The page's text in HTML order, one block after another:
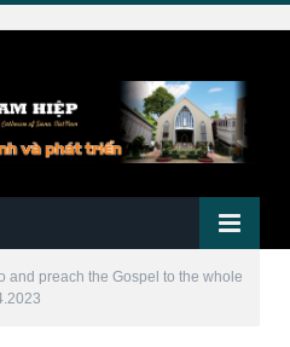
and preach the Gospel to the whole